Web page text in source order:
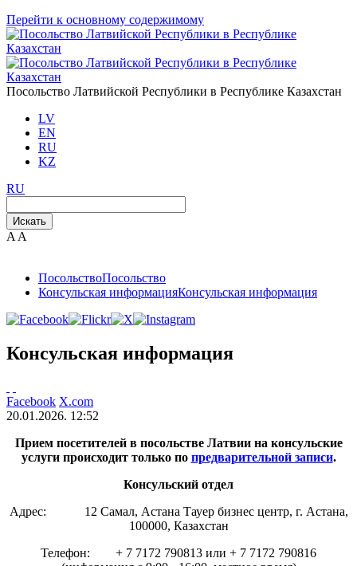
Перейти к основному содержимому
Посольство Латвийской Республики в Республике Казахстан
LV
EN
RU
KZ
RU
Искать
A A
ПосольствoПосольствo
Консульская информацияКонсульская информация
Консульская информация
Facebook X.com
20.01.2026. 12:52
Прием посетителей в посольстве Латвии на консульские
услуги происходит только по предварительной записи.
Консульский отдел
Адрес: 12 Самал, Астана Тауер бизнес центр, г. Астана,
100000, Казахстан
Телефон: + 7 7172 790813 или + 7 7172 790816